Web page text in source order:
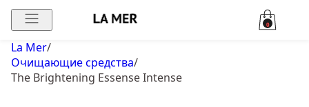
0
La Mer/
Очищающие средства/
The Brightening Essense Intense